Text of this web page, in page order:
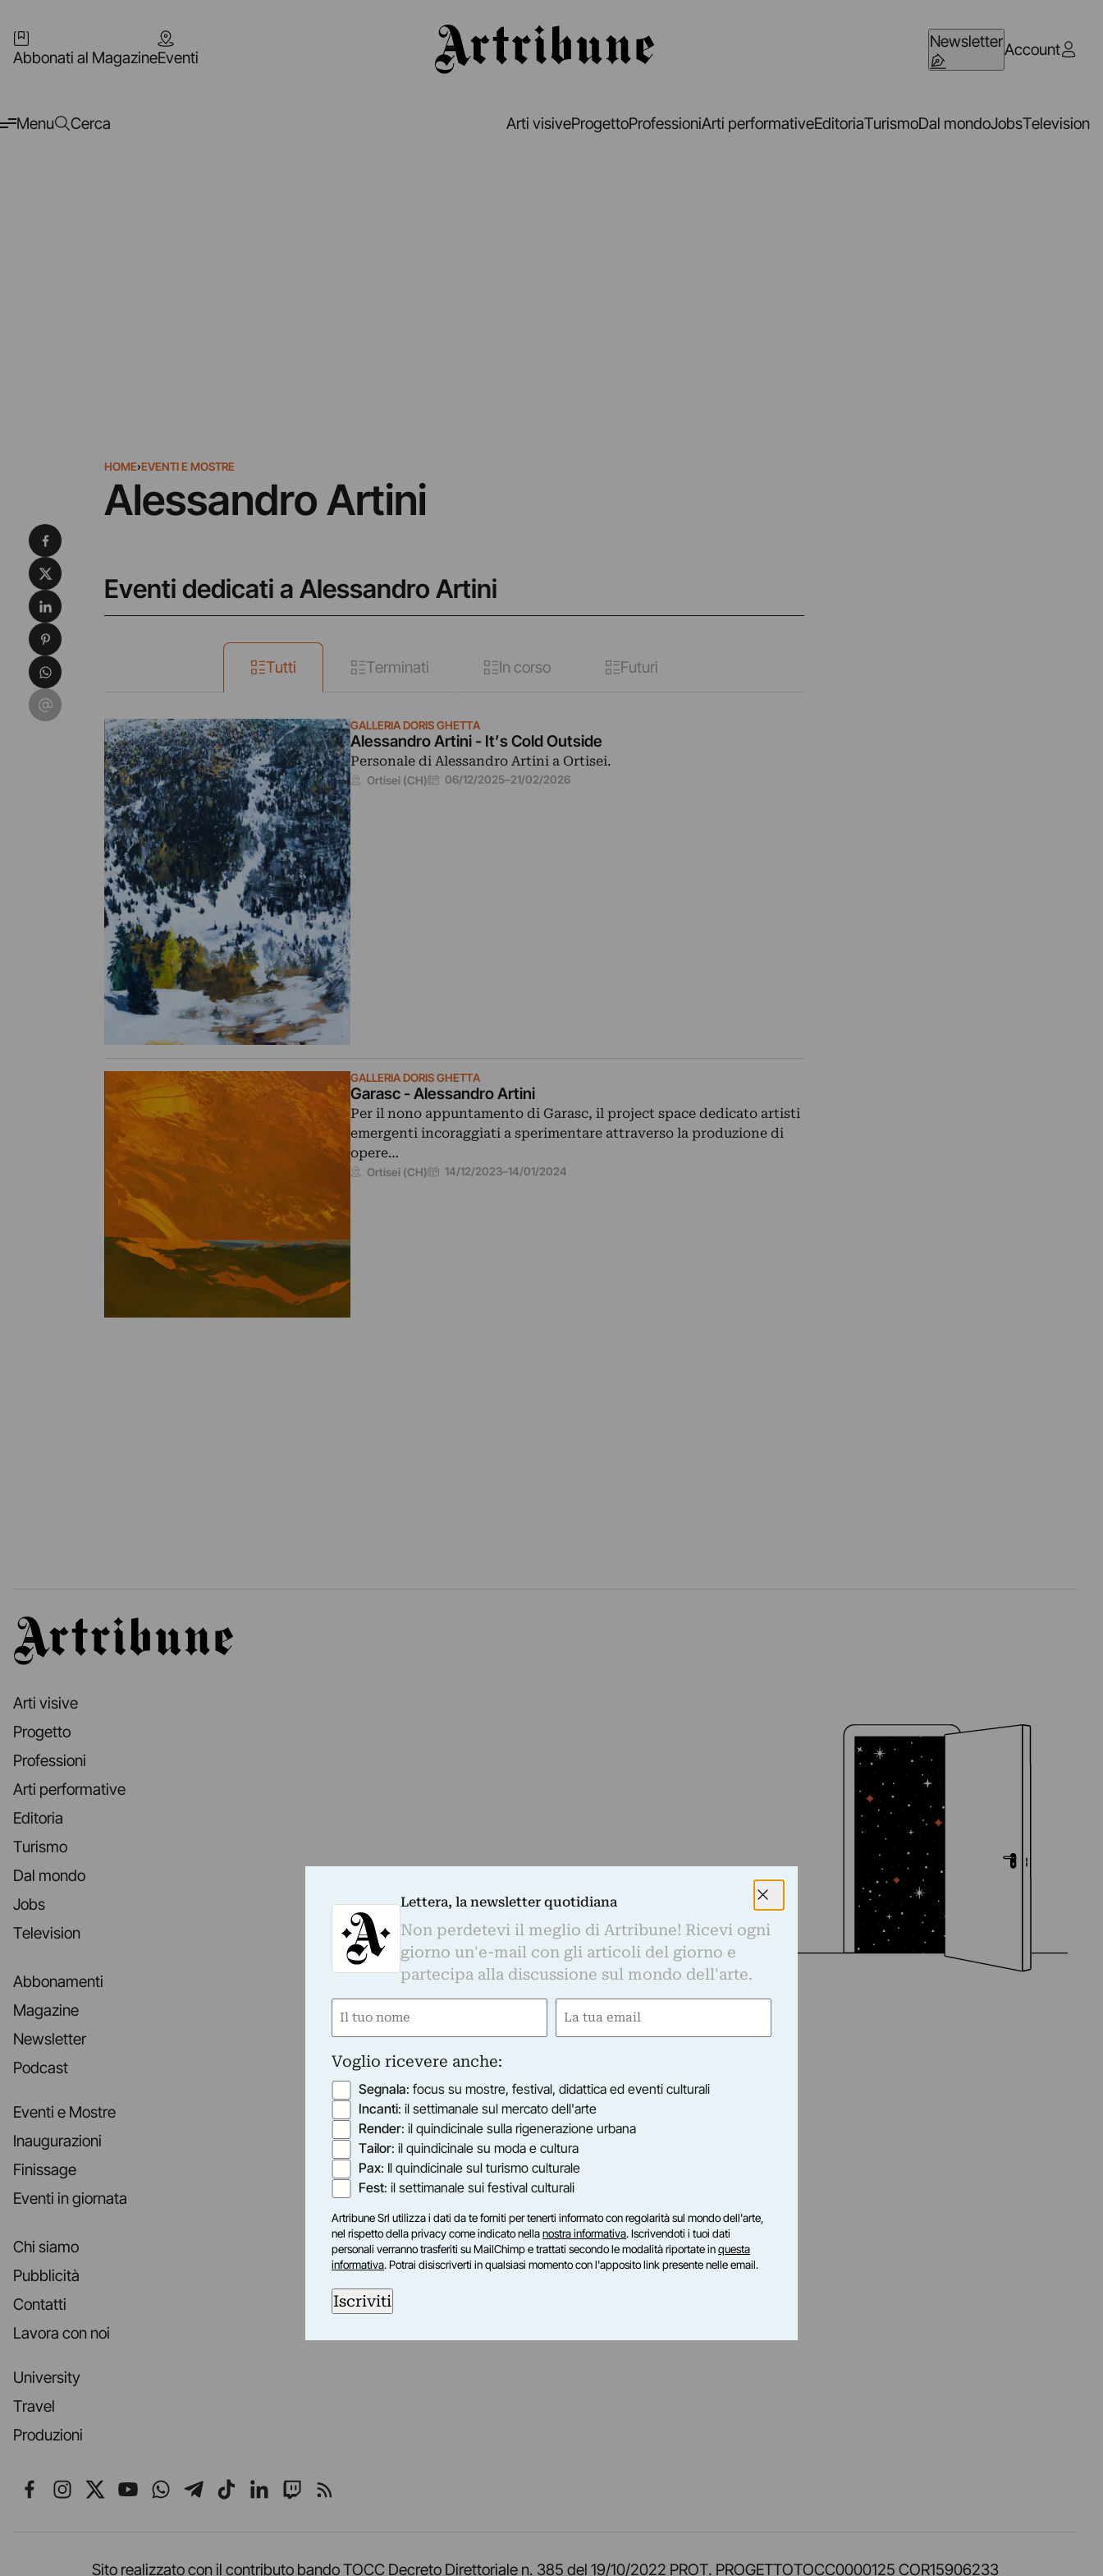
Abbonati al MagazineEventi
NewsletterAccount
Menu Cerca Arti visiveProgettoProfessioniArti performativeEditoriaTurismoDal mondoJobsTelevision
HOME›EVENTI E MOSTRE
Alessandro Artini
Eventi dedicati a Alessandro Artini
Tutti Terminati In corso Futuri
GALLERIA DORIS GHETTA
Alessandro Artini - It’s Cold Outside
Personale di Alessandro Artini a Ortisei.
Ortisei (CH) 06/12/2025–21/02/2026
GALLERIA DORIS GHETTA
Garasc - Alessandro Artini
Per il nono appuntamento di Garasc, il project space dedicato artisti
emergenti incoraggiati a sperimentare attraverso la produzione di
opere…
Ortisei (CH) 14/12/2023–14/01/2024
Condividi su Facebook
Condividi su X
Condividi su LinkedIn
Condividi su Pinterest
Condividi su WhatsApp
Condividi su Email
Artribune
Arti visive
Progetto
Professioni
Arti performative
Editoria
Turismo
Dal mondo
Jobs
Television
Abbonamenti
Magazine
Newsletter
Podcast
Eventi e Mostre
Inaugurazioni
Finissage
Eventi in giornata
Chi siamo
Pubblicità
Contatti
Lavora con noi
University
Travel
Produzioni
Seguici su Facebook
Seguici su Instagram
Seguici su X
Seguici su YouTube
Seguici su WhatsApp
Seguici su Telegram
Seguici su TikTok
Seguici su LinkedIn
Seguici su Twitch
Seguici su Rss
Sito realizzato con il contributo bando TOCC Decreto Direttoriale n. 385 del 19/10/2022 PROT. PROGETTOTOCC0000125 COR15906233
Lettera, la newsletter quotidiana
Non perdetevi il meglio di Artribune! Ricevi ogni
giorno un'e-mail con gli articoli del giorno e
partecipa alla discussione sul mondo dell'arte.
Nome
Email
Voglio ricevere anche:
Segnala: focus su mostre, festival, didattica ed eventi culturali
Incanti: il settimanale sul mercato dell'arte
Render: il quindicinale sulla rigenerazione urbana
Tailor: il quindicinale su moda e cultura
Pax: Il quindicinale sul turismo culturale
Fest: il settimanale sui festival culturali
Artribune Srl utilizza i dati da te forniti per tenerti informato con regolarità sul mondo dell'arte,
nel rispetto della privacy come indicato nellanostra informativa. Iscrivendoti i tuoi dati
personali verranno trasferiti su MailChimp e trattati secondo le modalità riportate inquesta
informativa. Potrai disiscriverti in qualsiasi momento con l'apposito link presente nelle email.
Iscriviti